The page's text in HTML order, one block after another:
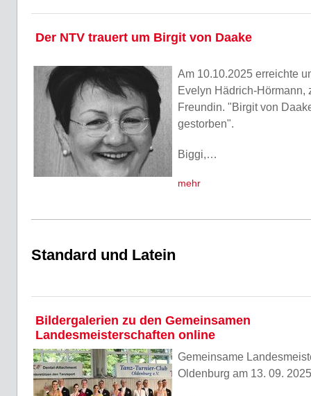
Der NTV trauert um Birgit von Daake
Am 10.10.2025 erreichte
Evelyn Hädrich-Hörmann,
Freundin. "Birgit von
gestorben".
Biggi,…
mehr
Standard und Latein
Bildergalerien zu den Gemeinsamen
Landesmeisterschaften online
Gemeinsame
Oldenburg am 13. 09. 2025